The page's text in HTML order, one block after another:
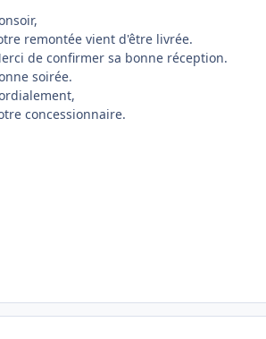
remontée vient d'être livrée.
de confirmer sa bonne réception.
soirée.
concessionnaire.